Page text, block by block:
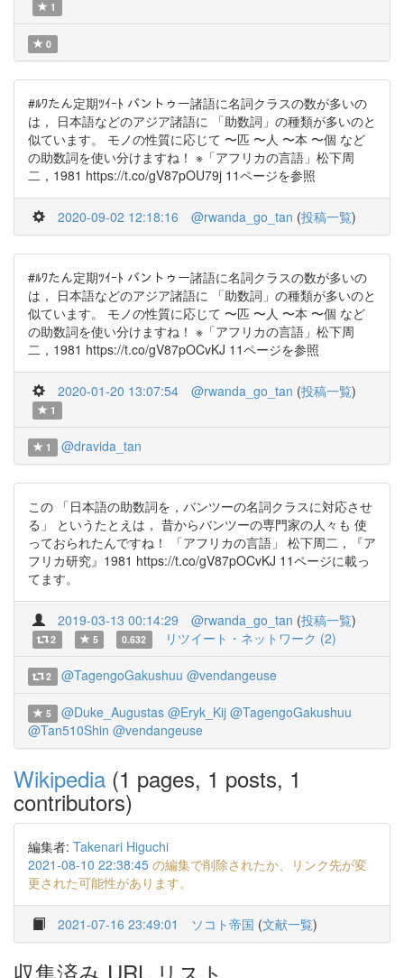
1
0
#ﾙﾜたん定期ﾂｲｰﾄ バントゥー諸語に名詞クラスの数が多いの
は， 日本語などのアジア諸語に 「助数詞」の種類が多いのと
似ています。 モノの性質に応じて 〜匹 〜人 〜本 〜個 など
の助数詞を使い分けますね！ ※「アフリカの言語」松下周
二，1981 https://t.co/gV87pOU79j 11ページを参照
2020-09-02 12:18:16 @rwanda_go_tan (投稿一覧)
#ﾙﾜたん定期ﾂｲｰﾄ バントゥー諸語に名詞クラスの数が多いの
は， 日本語などのアジア諸語に 「助数詞」の種類が多いのと
似ています。 モノの性質に応じて 〜匹 〜人 〜本 〜個 など
の助数詞を使い分けますね！ ※「アフリカの言語」松下周
二，1981 https://t.co/gV87pOCvKJ 11ページを参照
2020-01-20 13:07:54 @rwanda_go_tan (投稿一覧)
1
1 @dravida_tan
この 「日本語の助数詞を，バンツーの名詞クラスに対応させ
る」 というたとえは， 昔からバンツーの専門家の人々も 使
っておられたんですね！ 「アフリカの言語」 松下周二，『ア
フリカ研究』1981 https://t.co/gV87pOCvKJ 11ページに載っ
てます。
2019-03-13 00:14:29 @rwanda_go_tan (投稿一覧)
2 5 0.632 リツイート・ネットワーク (2)
2 @TagengoGakushuu @vendangeuse
5 @Duke_Augustas @Eryk_Kij @TagengoGakushuu
@Tan510Shin @vendangeuse
Wikipedia (1 pages, 1 posts, 1
contributors)
編集者: Takenari Higuchi
2021-08-10 22:38:45 の編集で削除されたか、リンク先が変
更された可能性があります。
2021-07-16 23:49:01 ソコト帝国 (文献一覧)